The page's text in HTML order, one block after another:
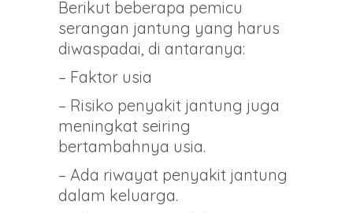
Berikut beberapa pemicu
serangan jantung yang harus
diwaspadai, di antaranya:
– Faktor usia
– Risiko penyakit jantung juga
meningkat seiring
bertambahnya usia.
– Ada riwayat penyakit jantung
dalam keluarga.